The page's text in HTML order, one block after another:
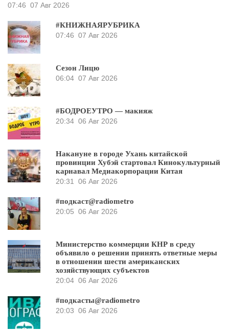
07:46 07 Авг 2026
#КНИЖНАЯРУБРИКА
07:46 07 Авг 2026
Сезон Лицю
06:04 07 Авг 2026
#БОДРОЕУТРО — макияж
20:34 06 Авг 2026
Накануне в городе Ухань китайской
провинции Хубэй стартовал Кинокультурный
карнавал Медиакорпорации Китая
20:31
06 Авг 2026
#подкаст@radiometro
20:05 06 Авг 2026
Министерство коммерции КНР в среду
объявило о решении принять ответные меры
в отношении шести американских
хозяйствующих субъектов
20:04 06 Авг 2026
#подкасты@radiometro
20:03 06 Авг 2026